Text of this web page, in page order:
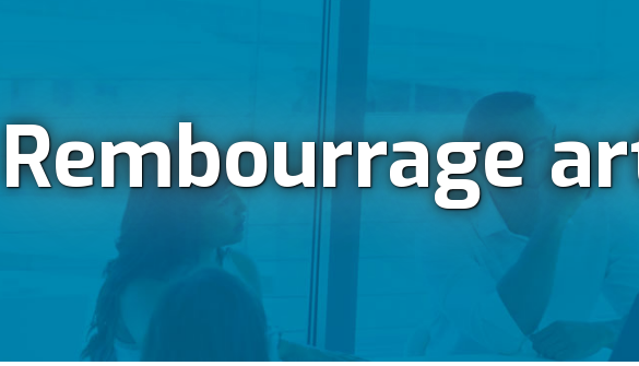
Rembourrage